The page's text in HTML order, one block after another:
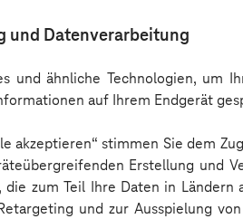
und Datenverarbeitung
und ähnliche Technologien, um
auf Ihrem Endgerät
akzeptieren“ stimmen Sie dem
Erstellung und
zum Teil Ihre Daten in
und zur Ausspielung
GmbH